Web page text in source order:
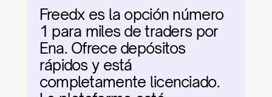
Freedx es la opción número
1 para miles de traders por
Ena. Ofrece depósitos
rápidos y está
completamente licenciado.